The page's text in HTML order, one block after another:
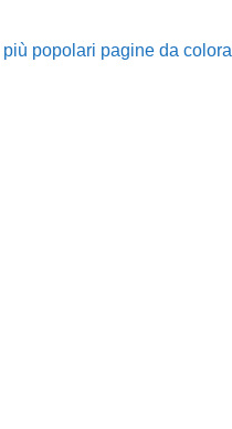
più popolari pagine da